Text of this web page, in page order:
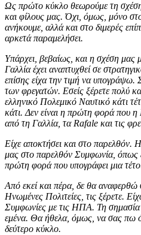
Ως πρώτο κύκλο θεωρούμε τη
και φίλους μας. Όχι, όμως, μόνο
ανήκουμε, αλλά και στο διμερές
αρκετά παραμελήσει.
Υπάρχει, βεβαίως, και η σχέση μας
Γαλλία έχει αναπτυχθεί σε
επίσης είχα την τιμή να υπογράψω.
των φρεγατών. Εσείς ξέρετε πολύ
ελληνικό Πολεμικό Ναυτικό κάτι
κάτι. Δεν είναι η πρώτη φορά που
από τη Γαλλία, τα Rafale και τις
Είχε αποκτήσει και στο παρελθόν.
μας στο παρελθόν Συμφωνία, όπως
πρώτη φορά που υπογράφει μια
Από εκεί και πέρα, δε θα αναφερθώ
Ηνωμένες Πολιτείες, τις ξέρετε.
Συμφωνίες με τις ΗΠΑ. Τη σημασία
εμένα. Θα ήθελα, όμως, να σας πω
δεύτερο κύκλο.